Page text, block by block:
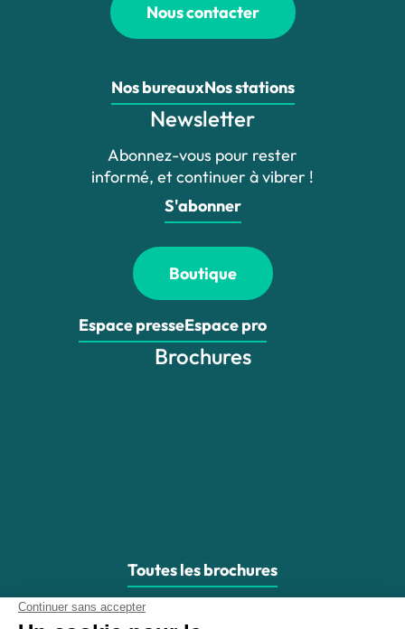
Nous contacter
Nos bureauxNos stations
Newsletter
Abonnez-vous pour rester
informé, et continuer à vibrer !
S'abonner
Boutique
Espace presseEspace pro
Brochures
Toutes les brochures